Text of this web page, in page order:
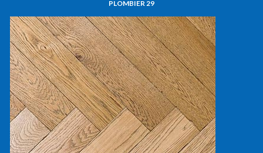
PLOMBIER 29